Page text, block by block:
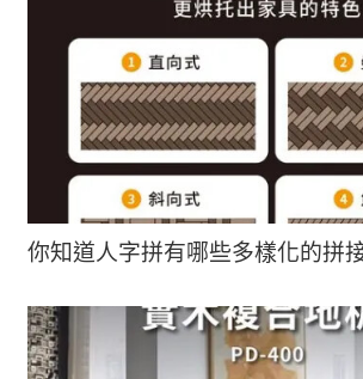
你知道人字拼有哪些多樣化的拼